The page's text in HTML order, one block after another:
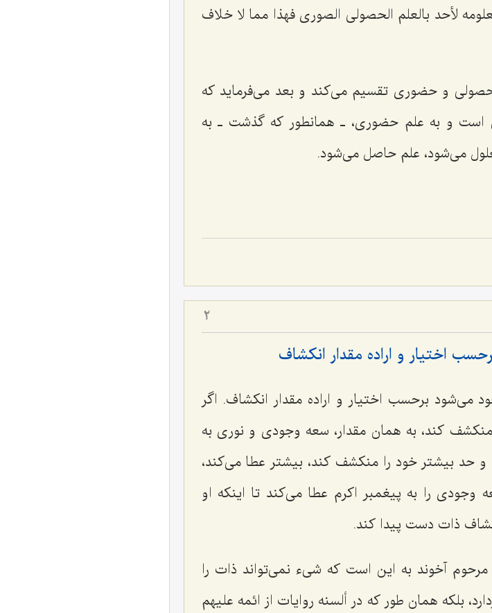
لأحد بالعلم الحصولى الصورى فهذا مما لا خلاف
حصولى و حضورى تقسیم مى‌كند و بعد مى‌فرماید كه
و به علم حضورى، ـ همانطور كه گذشت ـ به
مى‌شود، علم حاصل مى‌شود.
2
اختیار و اراده مقدار انكشاف
مى‌شود برحسب اختیار و اراده مقدار انكشاف. اگر
كند، به همان مقدار، سعه وجودى و نورى به
حد بیشتر خود را منكشف كند، بیشتر عطا مى‌كند،
را به پیغمبر اكرم عطا مى‌كند تا اینكه او
ذات دست پیدا كند.
آخوند به این است كه شیء نمى‌تواند ذات را
بلكه همان طور كه در ألسنه روایات از ائمه علیهم